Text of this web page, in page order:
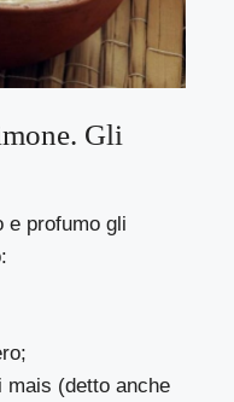
Gli
e profumo gli
mais (detto anche